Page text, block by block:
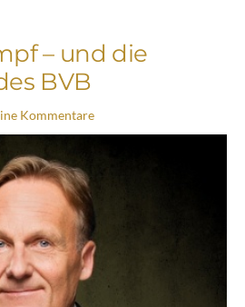
– und die
BVB
Kommentare